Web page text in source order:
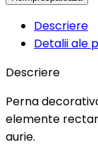
Descriere
Detalii ale
Descriere
Perna
elemente
aurie.